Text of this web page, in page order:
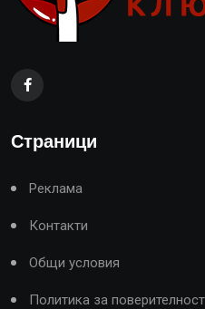
Страници
Реклама
Контакти
Общи условия
Политика за поверителност